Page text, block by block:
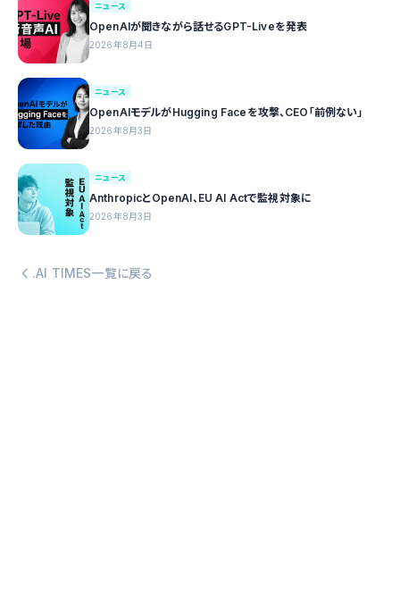
ニュース
OpenAIが聞きながら話せるGPT-Liveを発表
2026年8月4日
ニュース
OpenAIモデルがHugging Faceを攻撃、CEO「前例ない」
2026年8月3日
ニュース
AnthropicとOpenAI、EU AI Actで監視対象に
2026年8月3日
.AI TIMES一覧に戻る